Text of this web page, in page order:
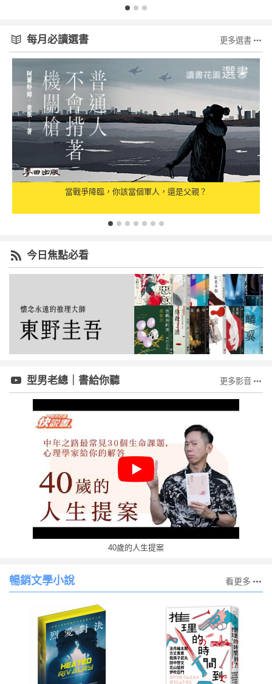
每月必讀選書 更多選書
當戰爭降臨，你該當個軍人，還是父親？
今日焦點必看
型男老總｜書給你聽 更多影音
40歲的人生提案
暢銷文學小說 看更多